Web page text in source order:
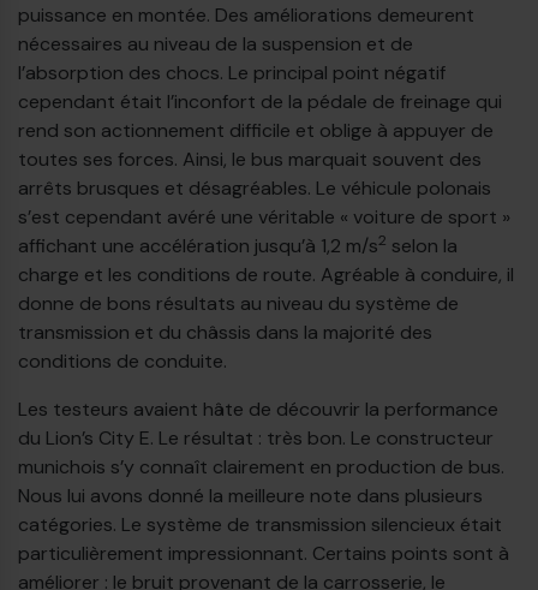
puissance en montée. Des améliorations demeurent
nécessaires au niveau de la suspension et de
l’absorption des chocs. Le principal point négatif
cependant était l’inconfort de la pédale de freinage qui
rend son actionnement difficile et oblige à appuyer de
toutes ses forces. Ainsi, le bus marquait souvent des
arrêts brusques et désagréables. Le véhicule polonais
s’est cependant avéré une véritable « voiture de sport »
affichant une accélération jusqu’à 1,2 m/s2 selon la
charge et les conditions de route. Agréable à conduire, il
donne de bons résultats au niveau du système de
transmission et du châssis dans la majorité des
conditions de conduite.
Les testeurs avaient hâte de découvrir la performance
du Lion’s City E. Le résultat : très bon. Le constructeur
munichois s’y connaît clairement en production de bus.
Nous lui avons donné la meilleure note dans plusieurs
catégories. Le système de transmission silencieux était
particulièrement impressionnant. Certains points sont à
améliorer : le bruit provenant de la carrosserie, le